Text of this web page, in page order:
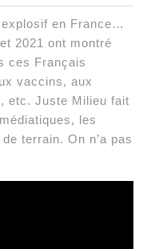
en France…
2021 ont montré
ces Français
vaccins, aux
etc. Juste Milieu fait
les
terrain. On n’a pas